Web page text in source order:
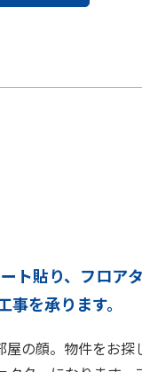
ト貼り、フロア
を承ります。
屋の顔。物件をお